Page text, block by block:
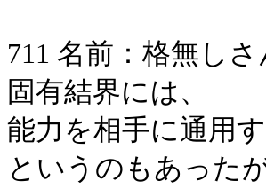
711 名前：格無しさ
固有結界には、
能力を相手に通用
というのもあった